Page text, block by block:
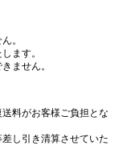
。
ます。
ません。
料がお客様ご負担とな
し引き清算させていた